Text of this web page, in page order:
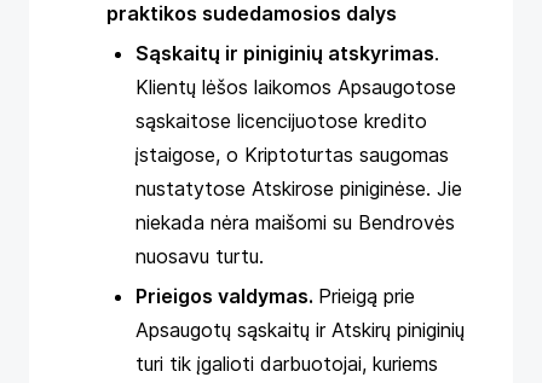
praktikos sudedamosios dalys
Sąskaitų ir piniginių atskyrimas.
Klientų lėšos laikomos Apsaugotose
sąskaitose licencijuotose kredito
įstaigose, o Kriptoturtas saugomas
nustatytose Atskirose piniginėse. Jie
niekada nėra maišomi su Bendrovės
nuosavu turtu.
Prieigos valdymas. Prieigą prie
Apsaugotų sąskaitų ir Atskirų piniginių
turi tik įgalioti darbuotojai, kuriems